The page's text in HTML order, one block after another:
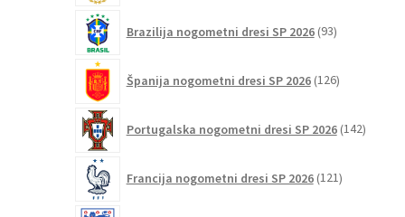
Brazilija nogometni dresi SP 2026 93izdelkov
Španija nogometni dresi SP 2026 126izdelkov
Portugalska nogometni dresi SP 2026 142
Francija nogometni dresi SP 2026 121izdelkov